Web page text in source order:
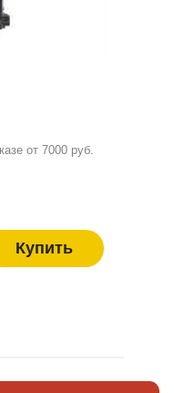
от 7000 руб.
Купить